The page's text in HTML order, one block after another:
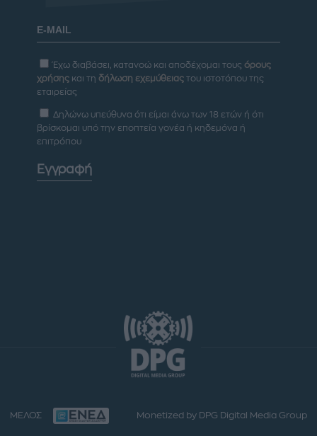
Έχω διαβάσει, κατανοώ και αποδέχομαι τους όρους
χρήσης και τη δήλωση εχεμύθειας του ιστοτόπου της
εταιρείας
Δηλώνω υπεύθυνα ότι είμαι άνω των 18 ετών ή ότι
βρίσκομαι υπό την εποπτεία γονέα ή κηδεμόνα ή
επιτρόπου
Εγγραφή
ΜΕΛΟΣ Monetized by DPG Digital Media Group